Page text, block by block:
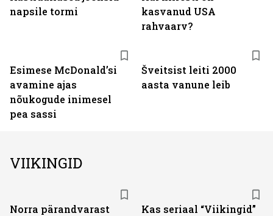
napsile tormi
kasvanud USA
rahvaarv?
Esimese McDonaldʼsi
avamine ajas
nõukogude inimesel
pea sassi
Šveitsist leiti 2000
aasta vanune leib
VIIKINGID
Norra pärandvarast
Kas seriaal “Viikingid”